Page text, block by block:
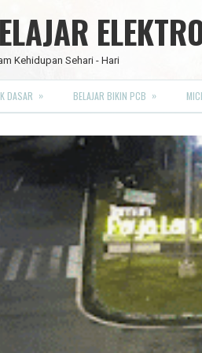
Kehidupan Sehari - Hari
DASAR » BELAJAR BIKIN PCB »
CMOS